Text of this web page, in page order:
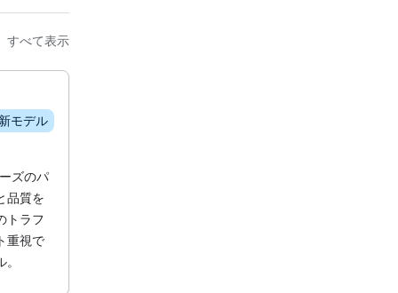
すべて表示
新モデル
ズのパ
品質を
トラフ
重視で